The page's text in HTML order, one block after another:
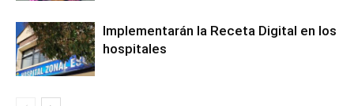
Implementarán la Receta Digital en los
hospitales